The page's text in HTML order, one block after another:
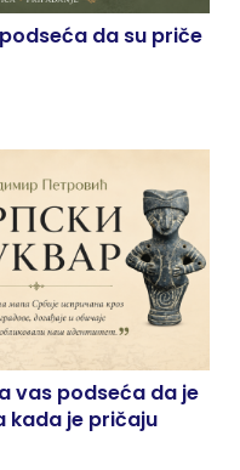
da su priče
vas podseća da je
kada je pričaju